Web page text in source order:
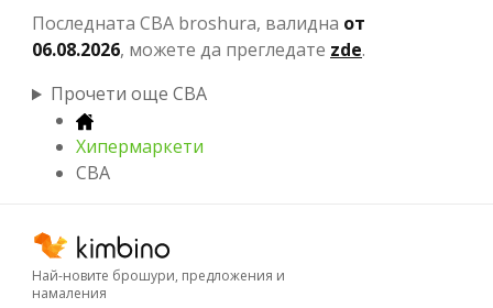
Последната CBA broshura, валидна от
06.08.2026, можете да прегледате zde.
Прочети още CBA
Хипермаркети
CBA
Най-новите брошури, предложения и
намаления